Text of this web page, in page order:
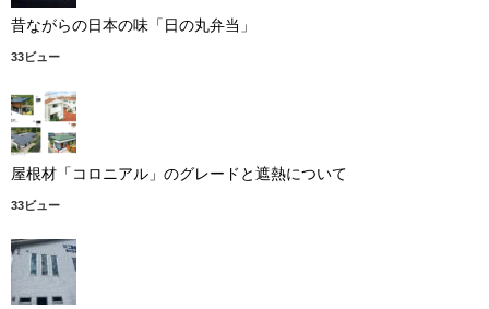
昔ながらの日本の味「日の丸弁当」
33ビュー
屋根材「コロニアル」のグレードと遮熱について
33ビュー